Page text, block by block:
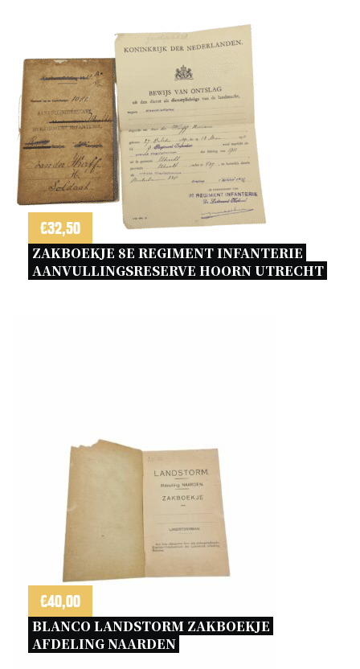
€32,50
ZAKBOEKJE 8E REGIMENT INFANTERIE
AANVULLINGSRESERVE HOORN UTRECHT
€40,00
BLANCO LANDSTORM ZAKBOEKJE
AFDELING NAARDEN